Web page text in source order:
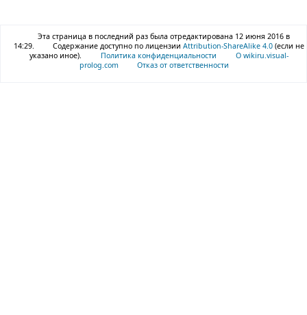
Эта страница в последний раз была отредактирована 12 июня 2016 в
14:29.
Содержание доступно по лицензииAttribution-ShareAlike 4.0(если не
указано иное).
Политика конфиденциальности
О wikiru.visual-
prolog.com
Отказ от ответственности